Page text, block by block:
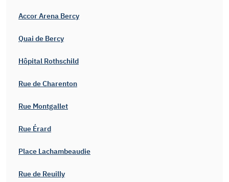
Accor Arena Bercy
Quai de Bercy
Hôpital Rothschild
Rue de Charenton
Rue Montgallet
Rue Érard
Place Lachambeaudie
Rue de Reuilly